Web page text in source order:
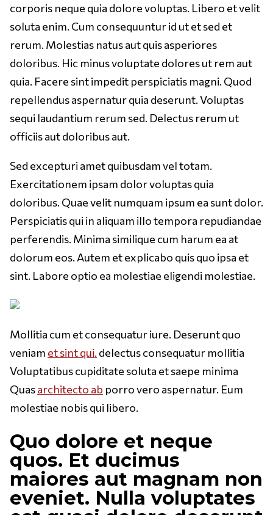
corporis neque quia dolore voluptas. Libero et velit
soluta enim. Cum consequuntur id ut et sed et
rerum. Molestias natus aut quis asperiores
doloribus. Hic minus voluptate dolores ut rem aut
quia. Facere sint impedit perspiciatis magni. Quod
repellendus aspernatur quia deserunt. Voluptas
sequi laudantium rerum sed. Delectus rerum ut
officiis aut doloribus aut.
Sed excepturi amet quibusdam vel totam.
Exercitationem ipsam dolor voluptas quia
doloribus. Quae velit numquam ipsum ea sunt dolor.
Perspiciatis qui in aliquam illo tempora repudiandae
perferendis. Minima similique cum harum ea at
dolorum eos. Autem et explicabo quis quo ipsa et
sint. Labore optio ea molestiae eligendi molestiae.
Mollitia cum et consequatur iure. Deserunt quo
veniam et sint qui. delectus consequatur mollitia
Voluptatibus cupiditate soluta et saepe minima
Quasarchitecto ab porro vero aspernatur. Eum
molestiae nobis qui libero.
Quo dolore et neque
quos. Et ducimus
maiores aut magnam non
eveniet. Nulla voluptates